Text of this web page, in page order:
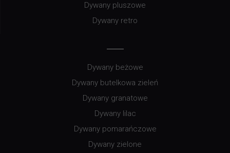
Dywany pluszowe
Dywany retro
Dywany beżowe
Dywany butelkowa zieleń
Dywany granatowe
Dywany lilac
Dywany pomarańczowe
Dywany zielone